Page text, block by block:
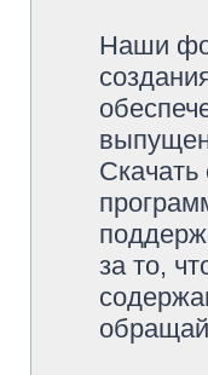
Наши
за то,